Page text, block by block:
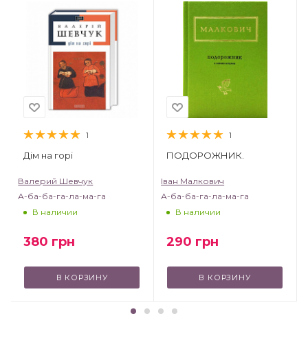
1
Дім на горі
Валерий Шевчук
А-ба-ба-га-ла-ма-га
В наличии
380 грн
В КОРЗИНУ
1
ПОДОРОЖНИК.
Іван Малкович
А-ба-ба-га-ла-ма-га
В наличии
290 грн
В КОРЗИНУ